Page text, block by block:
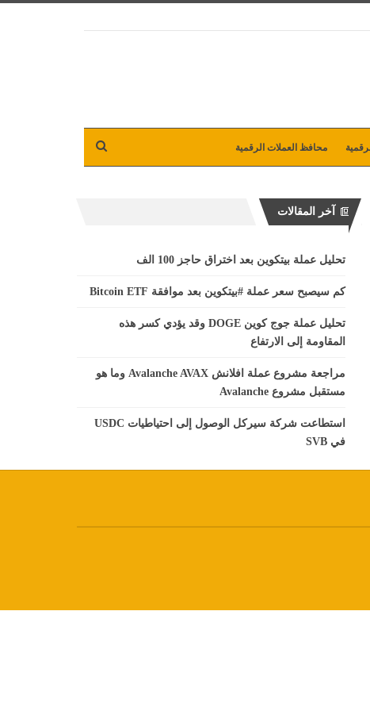
محافظ العملات الرقمية
آخر المقالات
تحليل عملة بيتكوين بعد اختراق حاجز 100 الف
كم سيصبح سعر عملة #بيتكوين بعد موافقة Bitcoin ETF
تحليل عملة جوج كوين DOGE وقد يؤدي كسر هذه
المقاومة إلى الارتفاع
مراجعة مشروع عملة افلانش Avalanche AVAX وما هو
مستقبل مشروع Avalanche
استطاعت شركة سيركل الوصول إلى احتياطيات USDC
في SVB